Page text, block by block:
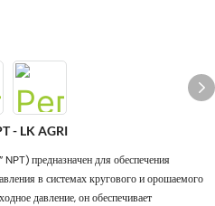
- LK AGRI
предназначен для обеспечения
в системах кругового и орошаемого
давление, он обеспечивает